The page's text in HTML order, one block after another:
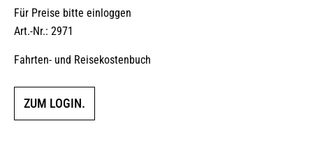
Für Preise bitte einloggen
Art.-Nr.: 2971
Fahrten- und Reisekostenbuch
ZUM LOGIN.